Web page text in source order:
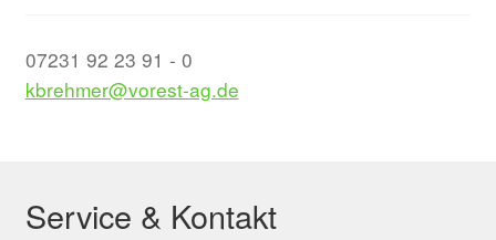
07231 92 23 91 - 0
kbrehmer@vorest-ag.de
Service & Kontakt